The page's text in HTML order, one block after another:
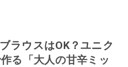
ラウスはOK？ユニク
る「大人の甘辛ミッ